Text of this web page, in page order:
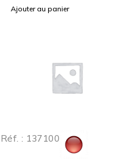
Ajouter au panier
Réf. : 137100